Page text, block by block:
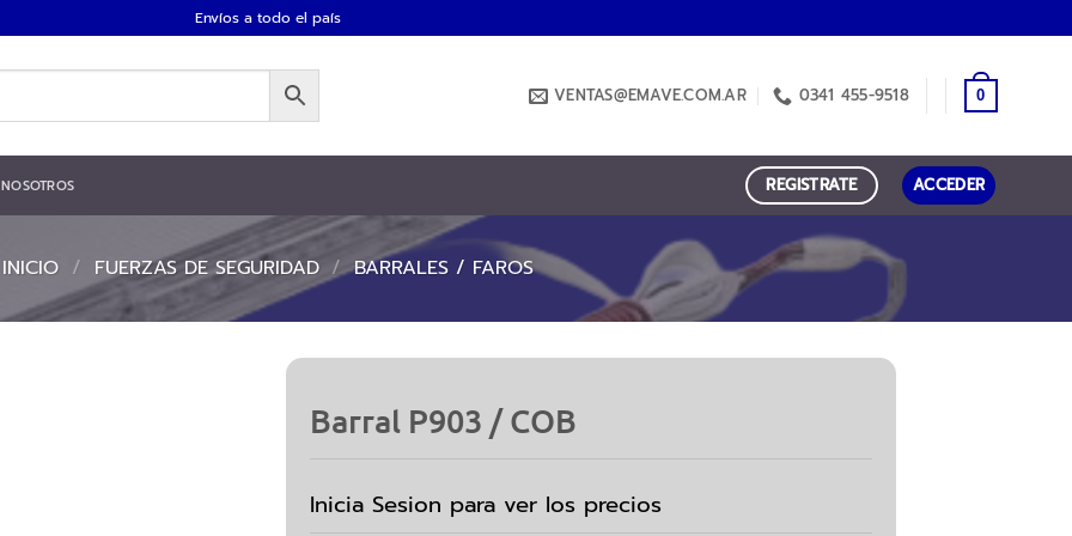
Envíos a todo el país
VENTAS@EMAVE.COM.AR 0341 455-9518 0
NOSOTROS REGISTRATE ACCEDER
INICIO / FUERZAS DE SEGURIDAD / BARRALES / FAROS
Barral P903 / COB
Inicia Sesion para ver los precios